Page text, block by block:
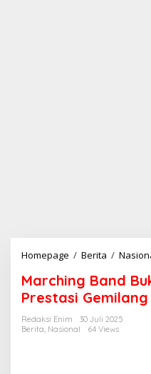
Homepage / Berita /
Marching Band
Prestasi Gemilang
Redaksi Enim
30 Juli 2025
Berita, Nasional 64 Views